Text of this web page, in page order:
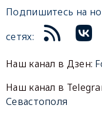
Подпишитесь на
сетях:
Наш канал в Дзен:
Наш канал в
Севастополя